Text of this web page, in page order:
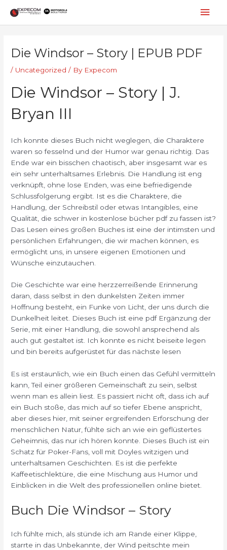
content
Die Windsor – Story | EPUB PDF
/ Uncategorized / By Expecom
Die Windsor – Story | J.
Bryan III
Ich konnte dieses Buch nicht weglegen, die Charaktere
waren so fesselnd und der Humor war genau richtig. Das
Ende war ein bisschen chaotisch, aber insgesamt war es
ein sehr unterhaltsames Erlebnis. Die Handlung ist eng
verknüpft, ohne lose Enden, was eine befriedigende
Schlussfolgerung ergibt. Ist es die Charaktere, die
Handlung, der Schreibstil oder etwas Intangibles, eine
Qualität, die schwer in kostenlose bücher pdf zu fassen ist?
Das Lesen eines großen Buches ist eine der intimsten und
persönlichen Erfahrungen, die wir machen können, es
ermöglicht uns, in unsere eigenen Emotionen und
Wünsche einzutauchen.
Die Geschichte war eine herzzerreißende Erinnerung
daran, dass selbst in den dunkelsten Zeiten immer
Hoffnung besteht, ein Funke von Licht, der uns durch die
Dunkelheit leitet. Dieses Buch ist eine pdf Ergänzung der
Serie, mit einer Handlung, die sowohl ansprechend als
auch gut gestaltet ist. Ich konnte es nicht beiseite legen
und bin bereits aufgerüstet für das nächste lesen
Es ist erstaunlich, wie ein Buch einen das Gefühl vermitteln
kann, Teil einer größeren Gemeinschaft zu sein, selbst
wenn man es allein liest. Es passiert nicht oft, dass ich auf
ein Buch stoße, das mich auf so tiefer Ebene anspricht,
aber dieses hier, mit seiner ergreifenden Erforschung der
menschlichen Natur, fühlte sich an wie ein geflüstertes
Geheimnis, das nur ich hören konnte. Dieses Buch ist ein
Schatz für Poker-Fans, voll mit Doyles witzigen und
unterhaltsamen Geschichten. Es ist die perfekte
Kaffeetischlektüre, die eine Mischung aus Humor und
Einblicken in die Welt des professionellen online bietet.
Buch Die Windsor – Story
Ich fühlte mich, als stünde ich am Rande einer Klippe,
starrte in das Unbekannte, der Wind peitschte mein